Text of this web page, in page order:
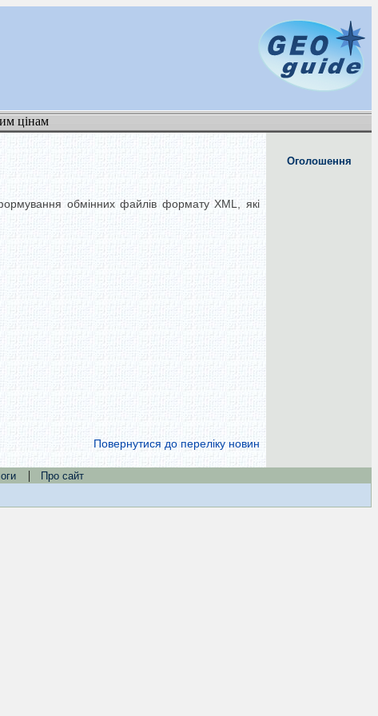
цінам
обмінних файлів формату XML, які
Повернутися до переліку новин
Оголошення
|
Про сайт